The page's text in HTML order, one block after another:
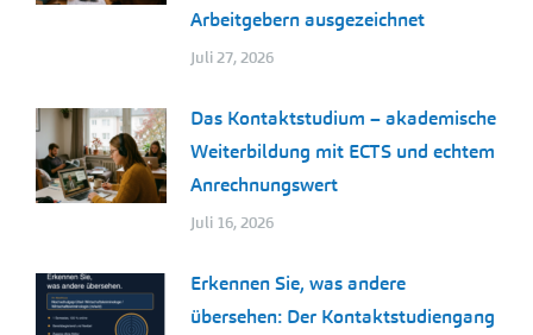
Arbeitgebern ausgezeichnet
Juli 27, 2026
Das Kontaktstudium – akademische
Weiterbildung mit ECTS und echtem
Anrechnungswert
Juli 16, 2026
Erkennen Sie, was andere
übersehen: Der Kontaktstudiengang